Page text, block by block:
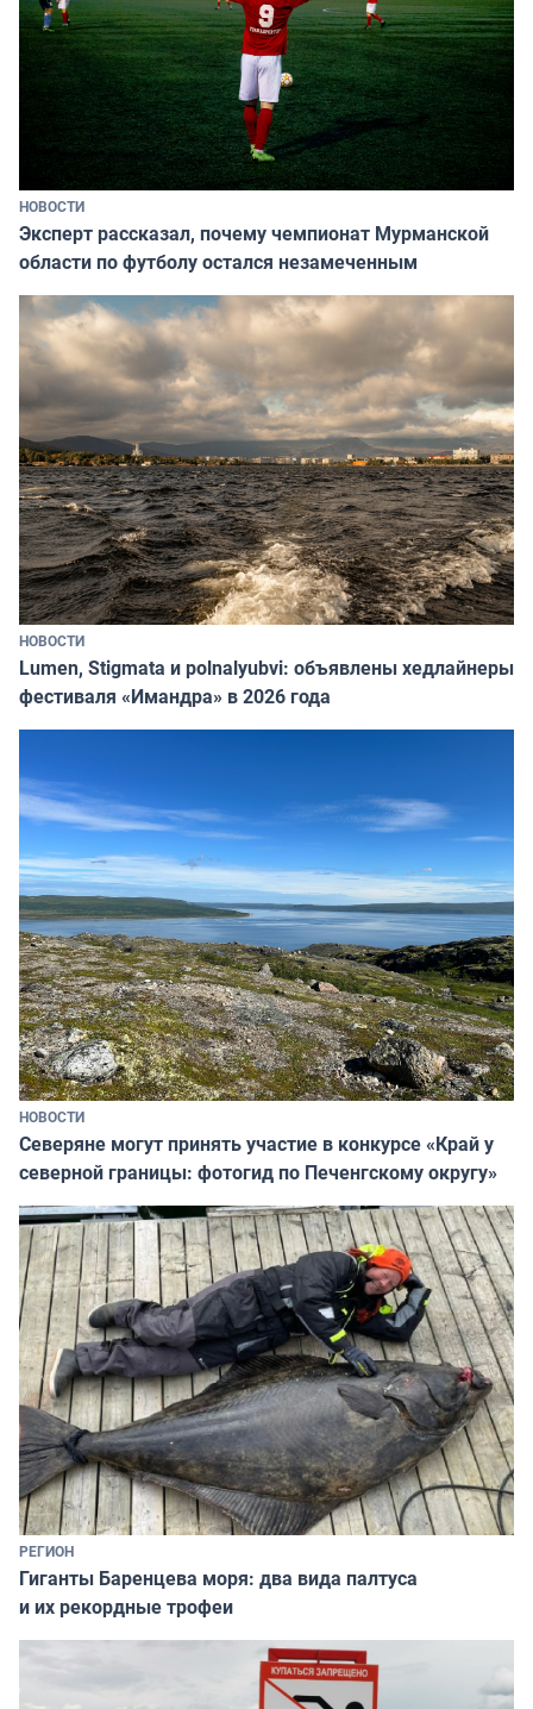
НОВОСТИ
Эксперт рассказал, почему чемпионат Мурманской
области по футболу остался незамеченным
НОВОСТИ
Lumen, Stigmata и polnalyubvi: объявлены хедлайнеры
фестиваля «Имандра» в 2026 года
НОВОСТИ
Северяне могут принять участие в конкурсе «Край у
северной границы: фотогид по Печенгскому округу»
РЕГИОН
Гиганты Баренцева моря: два вида палтуса
и их рекордные трофеи